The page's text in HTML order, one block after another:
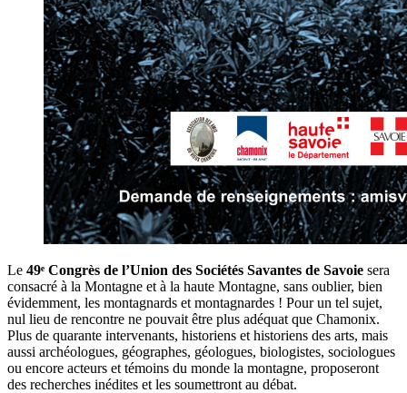
Le 49ᵉ Congrès de l’Union des Sociétés Savantes de Savoie sera
consacré à la Montagne et à la haute Montagne, sans oublier, bien
évidemment, les montagnards et montagnardes ! Pour un tel sujet,
nul lieu de rencontre ne pouvait être plus adéquat que Chamonix.
Plus de quarante intervenants, historiens et historiens des arts, mais
aussi archéologues, géographes, géologues, biologistes, sociologues
ou encore acteurs et témoins du monde la montagne, proposeront
des recherches inédites et les soumettront au débat.